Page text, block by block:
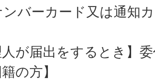
ンバーカード又は通知
人が届出をするとき】
の方】